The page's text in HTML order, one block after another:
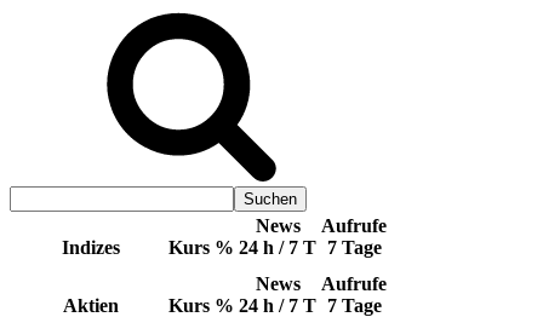
Indizes Kurs %
News
24 h / 7 T
Aufrufe
7 Tage
Aktien Kurs %
News
24 h / 7 T
Aufrufe
7 Tage